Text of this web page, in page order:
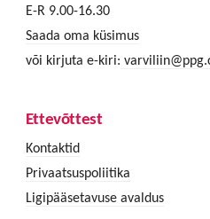
E-R 9.00-16.30
Saada oma küsimus
või kirjuta e-kiri:
Ettevõttest
Kontaktid
Privaatsuspoliitika
Ligipääsetavuse avaldus